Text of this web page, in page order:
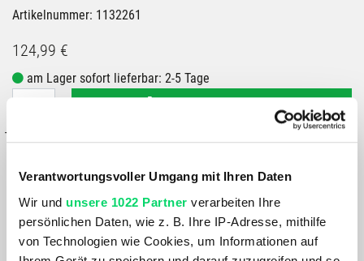
Verantwortungsvoller Umgang mit Ihren Daten
Wir und unsere 1022 Partner verarbeiten Ihre
persönlichen Daten, wie z. B. Ihre IP-Adresse, mithilfe
von Technologien wie Cookies, um Informationen auf
Artikelnummer: 1132261
124,99 €
am Lager sofort lieferbar: 2-5 Tage
IN DEN WARENKORB
– oder –
GRÖSSE VERFÜGBAR IN
Bergspezl Puch
Bergspezl Wörgl
Bergspezl Salzburg